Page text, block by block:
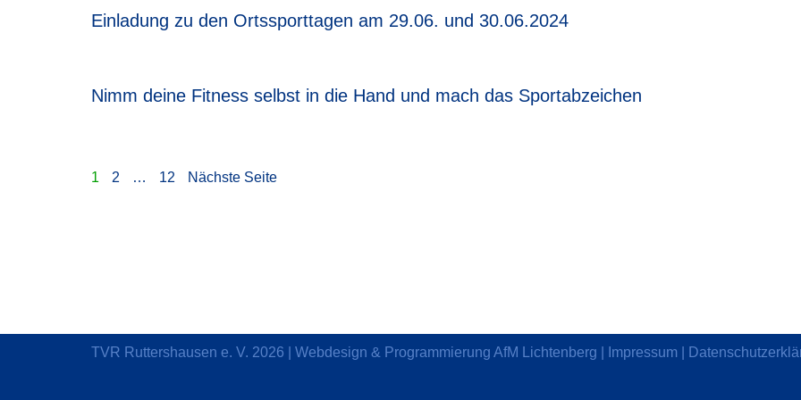
Einladung zu den Ortssporttagen am 29.06. und 30.06.2024
Nimm deine Fitness selbst in die Hand und mach das Sportabzeichen
1 2 … 12 Nächste Seite
TVR Ruttershausen e. V. 2026 | Webdesign & Programmierung AfM Lichtenberg Impressum